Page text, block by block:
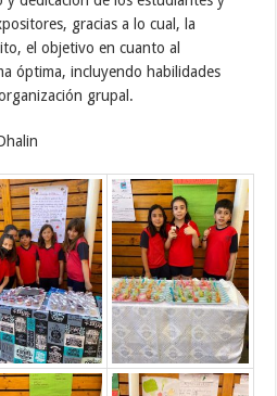
gracias a lo cual, la
el objetivo en cuanto al
óptima, incluyendo habilidades
grupal.